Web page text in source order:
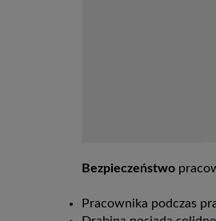
Bezpieczeństwo
Pracownika podczas